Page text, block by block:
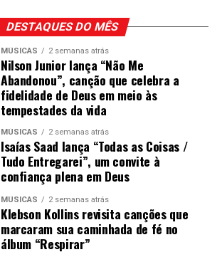
DESTAQUES DO MÊS
MÚSICAS 2 semanas atrás
Nilson Junior lança “Não Me
Abandonou”, canção que celebra a
fidelidade de Deus em meio às
tempestades da vida
MÚSICAS 2 semanas atrás
Isaías Saad lança “Todas as Coisas /
Tudo Entregarei”, um convite à
confiança plena em Deus
MÚSICAS 2 semanas atrás
Klebson Kollins revisita canções que
marcaram sua caminhada de fé no
álbum “Respirar”